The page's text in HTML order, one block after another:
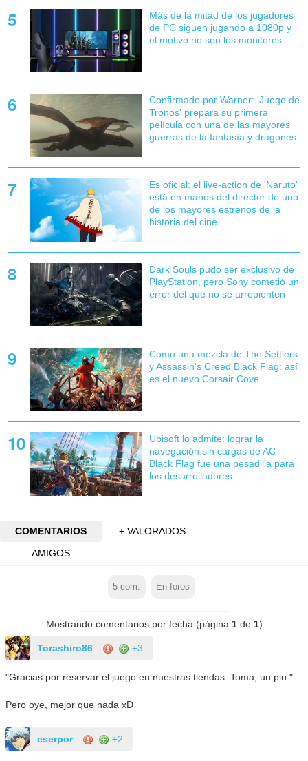
Más de la mitad de los jugadores
de PC siguen jugando a 1080p y
el motivo no son los monitores
Confirmado por Warner: 'Juego de
Tronos' prepara su primera
película con una de las mayores
guerras de la fantasía y dragones
Es oficial: el live-action de 'Naruto'
está en manos del director de uno
de los mayores estrenos de la
historia del cine
Dark Souls pudo ser exclusivo de
PlayStation, pero Sony cometió un
error del que no se arrepienten
Como una mezcla de The Settlers
y Assassin's Creed Black Flag: así
es el nuevo Corsair Cove
Ubisoft lo admite: lograr la
navegación sin cargas de AC
Black Flag fue una pesadilla para
los desarrolladores
COMENTARIOS
+ VALORADOS
AMIGOS
5 com. En foros
Mostrando comentarios por fecha (página 1de 1)
Torashiro86 +3
"Gracias por reservar el juego en nuestras tiendas. Toma, un pin."
Pero oye, mejor que nada xD
eserpor +2